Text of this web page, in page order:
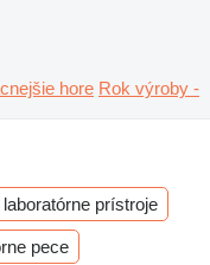
hore Rok výroby -
laboratórne prístroje
pece